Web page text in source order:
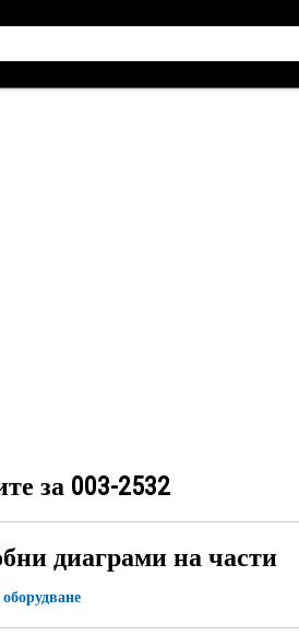
за 003-2532
диаграми на части